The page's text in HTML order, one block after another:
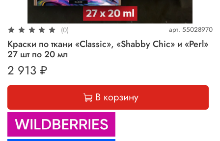
(0) арт. 55028970
Краски по ткани «Сlassic», «Shabby Chic» и «Perl»
27 шт по 20 мл
2 913 ₽
В корзину